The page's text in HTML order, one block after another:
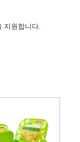
지원합니다.